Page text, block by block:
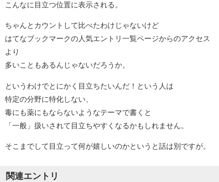
こんなに目立つ位置に表示される。
ちゃんとカウントして比べたわけじゃないけど
はてなブックマークの人気エントリ一覧ページからのアクセス
より
多いこともあるんじゃないだろうか。
というわけでとにかく目立ちたいんだ！という人は
特定の分野に特化しない、
毒にも薬にもならないようなテーマで書くと
「一般」扱いされて目立ちやすくなるかもしれません。
そこまでして目立って何が嬉しいのかというと話は別ですが。
関連エントリ